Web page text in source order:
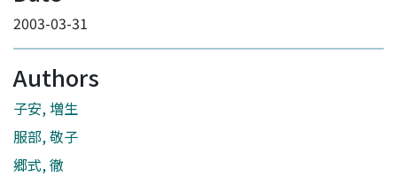
2003-03-31
Authors
子安, 増生
服部, 敬子
郷式, 徹